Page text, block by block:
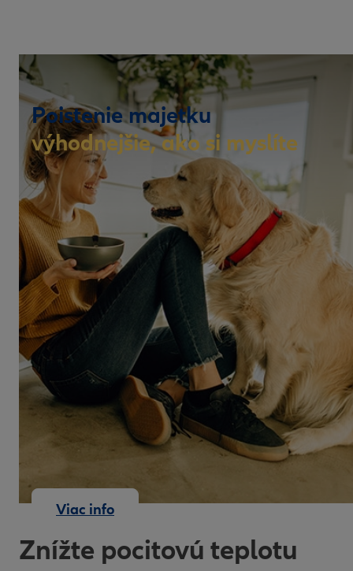
Poistenie majetku
výhodnejšie, ako si myslíte
Viac info
Znížte pocitovú teplotu